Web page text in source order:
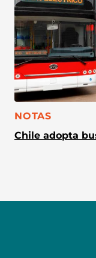
CATEGORÍA:
NOTAS
Chile adopta